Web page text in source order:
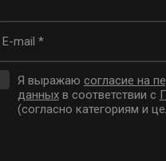
Я выражаю согласие на
данныхв соответствии с
(согласно категориям и